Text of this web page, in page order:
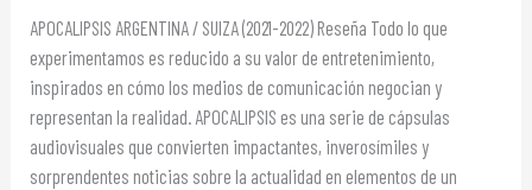
APOCALIPSIS ARGENTINA / SUIZA (2021-2022) Reseña Todo lo que
experimentamos es reducido a su valor de entretenimiento,
inspirados en cómo los medios de comunicación negocian y
representan la realidad. APOCALIPSIS es una serie de cápsulas
audiovisuales que convierten impactantes, inverosímiles y
sorprendentes noticias sobre la actualidad en elementos de un